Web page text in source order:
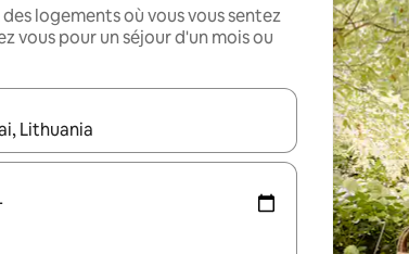
logements où vous vous sentez
vous pour un séjour d'un mois ou
résultats s'affichent, utilisez les flèches vers le haut et